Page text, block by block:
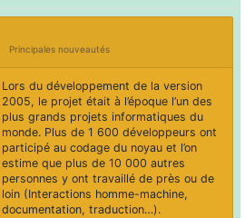
Principales nouveautés
Lors du développement de la version
2005, le projet était à l’époque l’un des
plus grands projets informatiques du
monde. Plus de 1 600 développeurs ont
participé au codage du noyau et l’on
estime que plus de 10 000 autres
personnes y ont travaillé de près ou de
loin (Interactions homme-machine,
documentation, traduction…).